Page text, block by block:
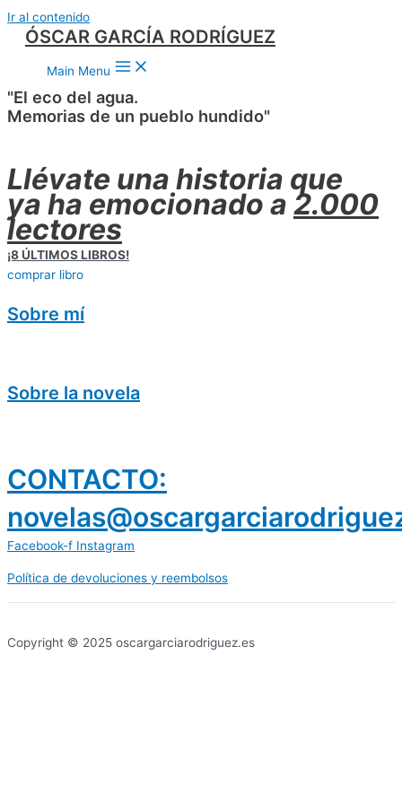
Ir al contenido
ÓSCAR GARCÍA RODRÍGUEZ
Main Menu
"El eco del agua.
Memorias de un pueblo hundido"
Llévate una historia que
ya ha emocionado a 2.000
lectores
¡8 ÚLTIMOS LIBROS!
comprar libro
Sobre mí
Sobre la novela
CONTACTO:
Facebook-f Instagram
Política de devoluciones y reembolsos
Copyright © 2025 oscargarciarodriguez.es